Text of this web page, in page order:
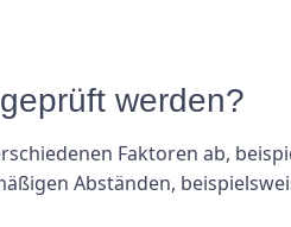
werden?
Faktoren ab,
Abständen,